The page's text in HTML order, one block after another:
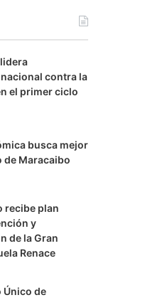
contra la
el primer ciclo
busca mejor
Maracaibo
recibe plan
y
de la Gran
Renace
Único de